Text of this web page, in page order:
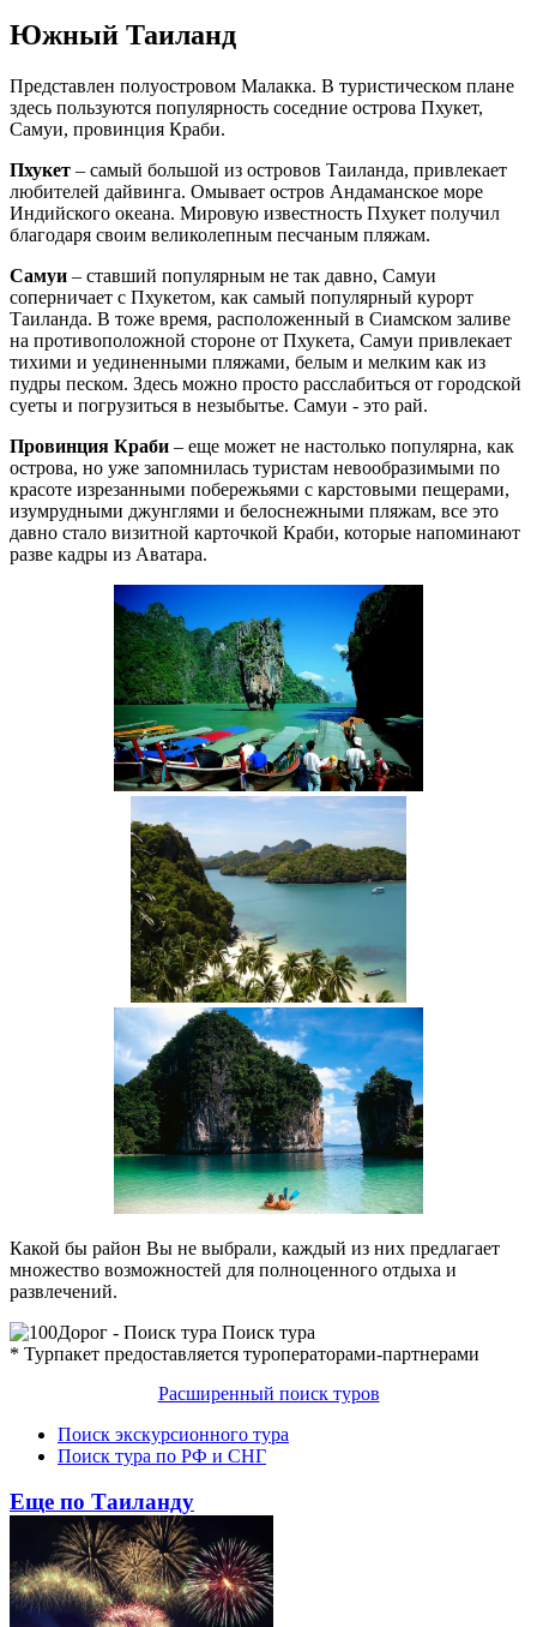
Южный Таиланд
Представлен полуостровом Малакка. В туристическом плане
здесь пользуются популярность соседние острова Пхукет,
Самуи, провинция Краби.
Пхукет – самый большой из островов Таиланда, привлекает
любителей дайвинга. Омывает остров Андаманское море
Индийского океана. Мировую известность Пхукет получил
благодаря своим великолепным песчаным пляжам.
Самуи – ставший популярным не так давно, Самуи
соперничает с Пхукетом, как самый популярный курорт
Таиланда. В тоже время, расположенный в Сиамском заливе
на противоположной стороне от Пхукета, Самуи привлекает
тихими и уединенными пляжами, белым и мелким как из
пудры песком. Здесь можно просто расслабиться от городской
суеты и погрузиться в незыбытье. Самуи - это рай.
Провинция Краби – еще может не настолько популярна, как
острова, но уже запомнилась туристам невообразимыми по
красоте изрезанными побережьями с карстовыми пещерами,
изумрудными джунглями и белоснежными пляжам, все это
давно стало визитной карточкой Краби, которые напоминают
разве кадры из Аватара.
Какой бы район Вы не выбрали, каждый из них предлагает
множество возможностей для полноценного отдыха и
развлечений.
Поиск тура
* Турпакет предоставляется туроператорами-партнерами
Расширенный поиск туров
Поиск экскурсионного тура
Поиск тура по РФ и СНГ
Еще по Таиланду